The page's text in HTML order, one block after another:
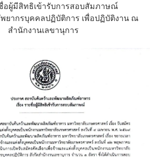
บริหาร
ชื่อผู้มีสิทธิเข้ารับการสอบสัมภาษณ์
ยากรบุคคลปฏิบัติการ เพื่อปฏิบัติงาน ณ
สำนักงานเลขานุการ